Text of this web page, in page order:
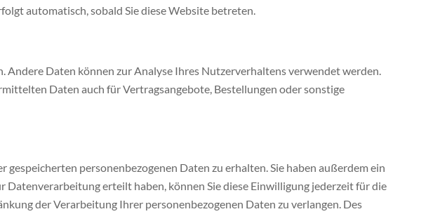
automatisch, sobald Sie diese Website betreten.
Daten können zur Analyse Ihres Nutzerverhaltens verwendet werden.
Daten auch für Vertragsangebote, Bestellungen oder sonstige
personenbezogenen Daten zu erhalten. Sie haben außerdem ein
Datenverarbeitung erteilt haben, können Sie diese Einwilligung jederzeit für die
der Verarbeitung Ihrer personenbezogenen Daten zu verlangen. Des